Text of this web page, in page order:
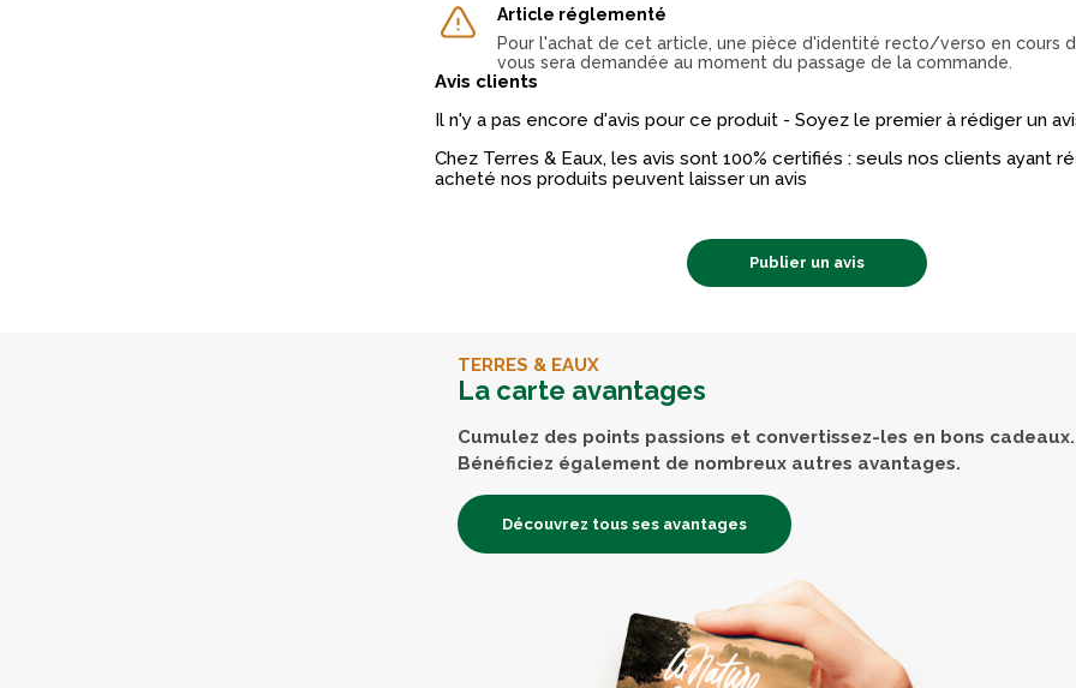
Article réglementé
Pour l'achat de cet article, une pièce d'identité recto/verso en cours
vous sera demandée au moment du passage de la commande.
Avis clients
Il n'y a pas encore d'avis pour ce produit - Soyez le premier à rédiger un
Chez Terres & Eaux, les avis sont 100% certifiés : seuls nos clients ayant
acheté nos produits peuvent laisser un avis
Publier un avis
TERRES & EAUX
La carte avantages
Cumulez des points passions et convertissez-les en bons cadeaux.
Bénéficiez également de nombreux autres avantages.
Découvrez tous ses avantages